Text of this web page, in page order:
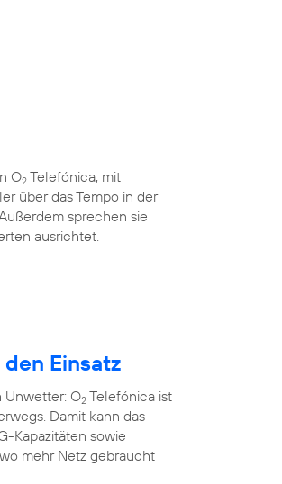
O2 Telefónica, mit
über das Tempo in der
sprechen sie
ausrichtet.
Einsatz
Unwetter: O2 Telefónica ist
Damit kann das
Kapazitäten sowie
mehr Netz gebraucht